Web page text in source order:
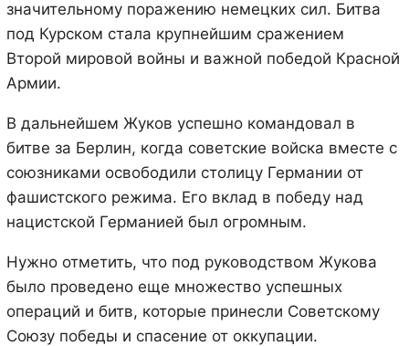
значительному поражению немецких сил. Битва
под Курском стала крупнейшим сражением
Второй мировой войны и важной победой Красной
Армии.
В дальнейшем Жуков успешно командовал в
битве за Берлин, когда советские войска вместе с
союзниками освободили столицу Германии от
фашистского режима. Его вклад в победу над
нацистской Германией был огромным.
Нужно отметить, что под руководством Жукова
было проведено еще множество успешных
операций и битв, которые принесли Советскому
Союзу победы и спасение от оккупации.